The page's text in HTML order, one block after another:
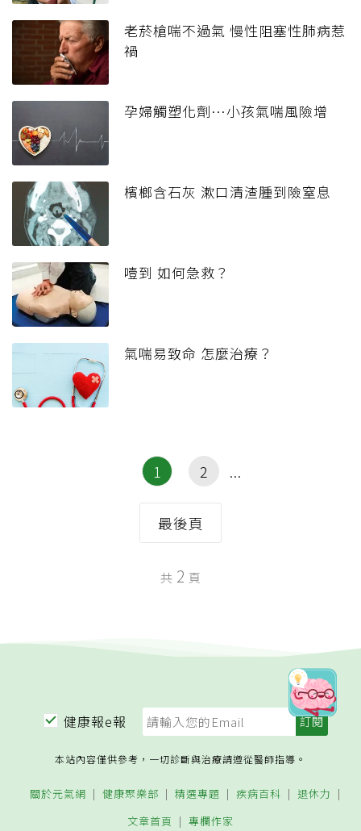
老菸槍喘不過氣 慢性阻塞性肺病惹
禍
孕婦觸塑化劑…小孩氣喘風險增
檳榔含石灰 漱口清渣腫到險窒息
噎到 如何急救？
氣喘易致命 怎麼治療？
1 2
最後頁
共 2 頁
健康報e報
本站內容僅供參考，一切診斷與治療請遵從醫師指導。
關於元氣網 健康聚樂部 精選專題 疾病百科
退休力
文章首頁
專欄作家